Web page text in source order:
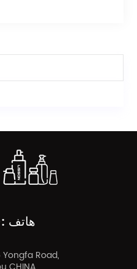
هاتف :+0086
Road,